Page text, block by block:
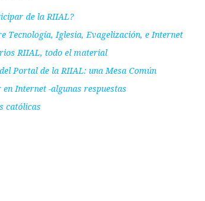
de la RIIAL?
Tecnología, Iglesia, Evagelización, e Internet
RIIAL, todo el material
Portal de la RIIAL: una Mesa Común
Internet -algunas respuestas
católicas